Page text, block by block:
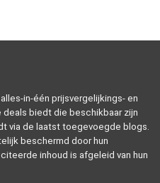
in-één prijsvergelijkings- en
biedt die beschikbaar zijn
via de laatst toegevoegde blogs.
beschermd door hun
inhoud is afgeleid van hun